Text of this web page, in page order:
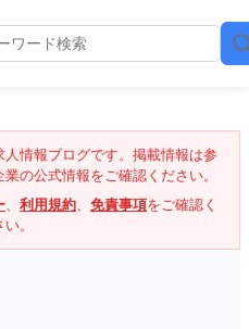
情報ブログです。掲載情報は参
の公式情報をご確認ください。
、 利用規約、 免責事項をご確認く
。